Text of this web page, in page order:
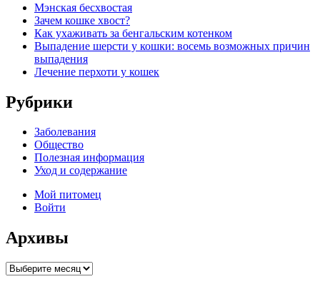
Мэнская бесхвостая
Зачем кошке хвост?
Как ухаживать за бенгальским котенком
Выпадение шерсти у кошки: восемь возможных причин
выпадения
Лечение перхоти у кошек
Рубрики
Заболевания
Общество
Полезная информация
Уход и содержание
Мой питомец
Войти
Архивы
Архивы